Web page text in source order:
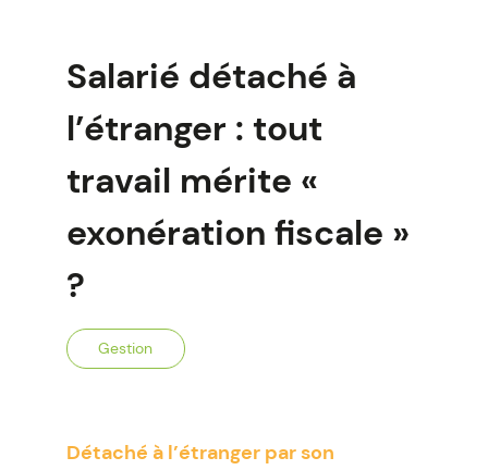
Salarié détaché à
l’étranger : tout
travail mérite «
exonération fiscale »
?
Gestion
Détaché à l’étranger par son